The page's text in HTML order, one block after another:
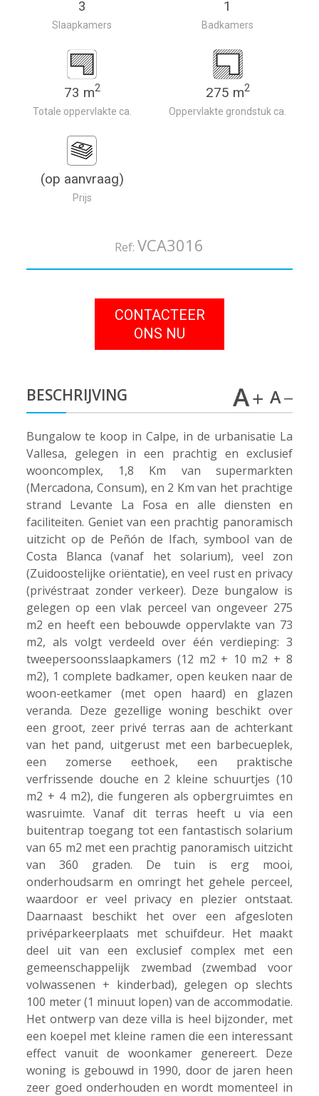
3
Slaapkamers
1
Badkamers
73 m2
Totale oppervlakte ca.
275 m2
Oppervlakte grondstuk ca.
(op aanvraag)
Prijs
Ref:VCA3016
CONTACTEER
ONS NU
BESCHRIJVING
Bungalow te koop in Calpe, in de urbanisatie La
Vallesa, gelegen in een prachtig en exclusief
wooncomplex, 1,8 Km van supermarkten
(Mercadona, Consum), en 2 Km van het prachtige
strand Levante La Fosa en alle diensten en
faciliteiten. Geniet van een prachtig panoramisch
uitzicht op de Peñón de Ifach, symbool van de
Costa Blanca (vanaf het solarium), veel zon
(Zuidoostelijke oriëntatie), en veel rust en privacy
(privéstraat zonder verkeer). Deze bungalow is
gelegen op een vlak perceel van ongeveer 275
m2 en heeft een bebouwde oppervlakte van 73
m2, als volgt verdeeld over één verdieping: 3
tweepersoonsslaapkamers (12 m2 + 10 m2 + 8
m2), 1 complete badkamer, open keuken naar de
woon-eetkamer (met open haard) en glazen
veranda. Deze gezellige woning beschikt over
een groot, zeer privé terras aan de achterkant
van het pand, uitgerust met een barbecueplek,
een zomerse eethoek, een praktische
verfrissende douche en 2 kleine schuurtjes (10
m2 + 4 m2), die fungeren als opbergruimtes en
wasruimte. Vanaf dit terras heeft u via een
buitentrap toegang tot een fantastisch solarium
van 65 m2 met een prachtig panoramisch uitzicht
van 360 graden. De tuin is erg mooi,
onderhoudsarm en omringt het gehele perceel,
waardoor er veel privacy en plezier ontstaat.
Daarnaast beschikt het over een afgesloten
privéparkeerplaats met schuifdeur. Het maakt
deel uit van een exclusief complex met een
gemeenschappelijk zwembad (zwembad voor
volwassenen + kinderbad), gelegen op slechts
100 meter (1 minuut lopen) van de accommodatie.
Het ontwerp van deze villa is heel bijzonder, met
een koepel met kleine ramen die een interessant
effect vanuit de woonkamer genereert. Deze
woning is gebouwd in 1990, door de jaren heen
zeer goed onderhouden en wordt momenteel in